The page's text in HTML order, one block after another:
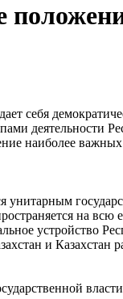
себя
деятельности
наиболее
унитарным
на всю
устройство
и Казахстан
власти